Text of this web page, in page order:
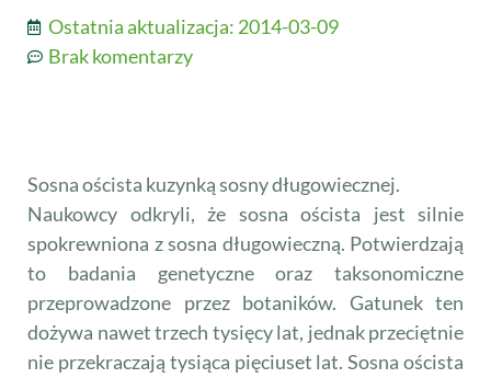
Ostatnia aktualizacja: 2014-03-09
Brak komentarzy
Sosna oścista kuzynką sosny długowiecznej.
Naukowcy odkryli, że sosna oścista jest silnie
spokrewniona z sosna długowieczną. Potwierdzają
to badania genetyczne oraz taksonomiczne
przeprowadzone przez botaników. Gatunek ten
dożywa nawet trzech tysięcy lat, jednak przeciętnie
nie przekraczają tysiąca pięciuset lat. Sosna oścista